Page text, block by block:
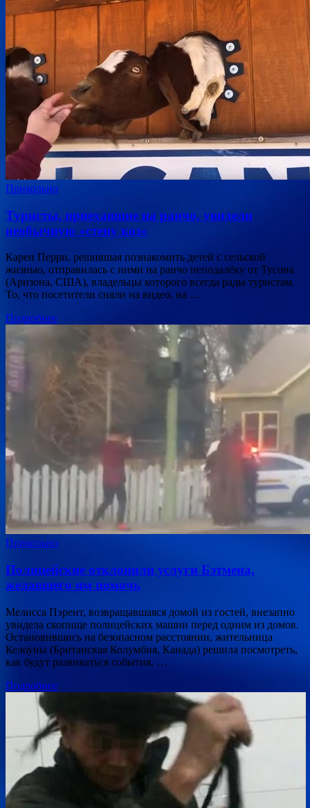
Прикольно
Туристы, приехавшие на ранчо, увидели
необычную «стену коз»
Карен Перри, решившая познакомить детей с сельской
жизнью, отправилась с ними на ранчо неподалёку от Тусона
(Аризона, США), владельцы которого всегда рады туристам.
То, что посетители сняли на видео, на …
Подробнее
Прикольно
Полицейские отклонили услуги Бэтмена,
желавшего им помочь
Мелисса Пэрент, возвращавшаяся домой из гостей, внезапно
увидела скопище полицейских машин перед одним из домов.
Остановившись на безопасном расстоянии, жительница
Келоуны (Британская Колумбия, Канада) решила посмотреть,
как будут развиваться события, …
Подробнее